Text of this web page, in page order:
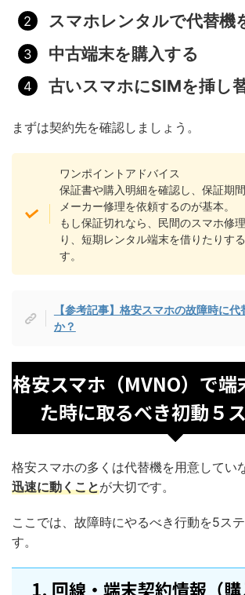
スマホレンタルで代替機
中古端末を購入する
古いスマホにSIMを挿し
まずは契約先を確認しましょう。
ワンポイントアドバイス
保証書や購入明細を確認し、保証期
メーカー修理を依頼するのが基本。
もし保証切れなら、民間のスマホ修
り、短期レンタル端末を借りたりす
す。
【参考記事】格安スマホの故障時に
か？
格安スマホ（MVNO）で端
た時に取るべき初動５
格安スマホの多くは代替機を用意してい
迅速に動くことが大切です。
ここでは、故障時にやるべき行動を5ス
す。
1. 回線・端末契約情報（